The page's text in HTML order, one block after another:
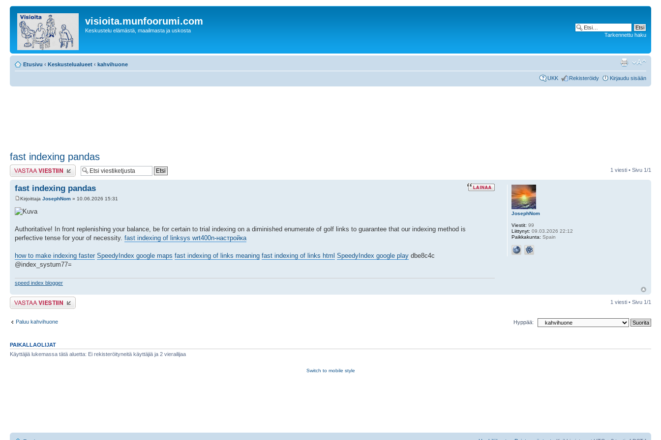
visioita.munfoorumi.com
Keskustelu elämästä, maailmasta ja uskosta
Tarkennettu haku
Etusivu ‹ Keskustelualueet ‹ kahvihuone
UKK Rekisteröidy Kirjaudu sisään
fast indexing pandas
Lähetä vastaus 1 viesti • Sivu 1/1
fast indexing pandas
Kirjoittaja JosephNom » 10.06.2026 15:31
Authoritative! In front replenishing your balance, be for certain to trial indexing on a diminished enumerate of golf links to guarantee that our indexing method is
perfective tense for your of necessity. fast indexing of linksys wrt400n-настройка
how to make indexing faster SpeedyIndex google maps fast indexing of links meaning fast indexing of links html SpeedyIndex google play dbe8c4c
@index_systum77=
speed index blogger
JosephNom
Viestit: 99
Liittynyt: 09.03.2026 22:12
Paikkakunta: Spain
Lähetä vastaus 1 viesti • Sivu 1/1
Paluu kahvihuone Hyppää:
PAIKALLAOLIJAT
Käyttäjiä lukemassa tätä aluetta: Ei rekisteröityneitä käyttäjiä ja 2 vierailijaa
Switch to mobile style